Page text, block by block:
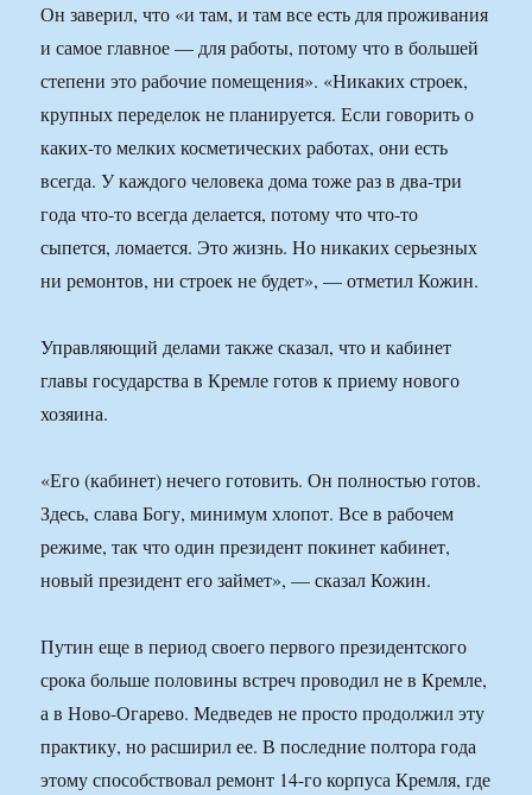
Он заверил, что «и там, и там все есть для проживания
и самое главное — для работы, потому что в большей
степени это рабочие помещения». «Никаких строек,
крупных переделок не планируется. Если говорить о
каких-то мелких косметических работах, они есть
всегда. У каждого человека дома тоже раз в два-три
года что-то всегда делается, потому что что-то
сыпется, ломается. Это жизнь. Но никаких серьезных
ни ремонтов, ни строек не будет», — отметил Кожин.
Управляющий делами также сказал, что и кабинет
главы государства в Кремле готов к приему нового
хозяина.
«Его (кабинет) нечего готовить. Он полностью готов.
Здесь, слава Богу, минимум хлопот. Все в рабочем
режиме, так что один президент покинет кабинет,
новый президент его займет», — сказал Кожин.
Путин еще в период своего первого президентского
срока больше половины встреч проводил не в Кремле,
а в Ново-Огарево. Медведев не просто продолжил эту
практику, но расширил ее. В последние полтора года
этому способствовал ремонт 14-го корпуса Кремля, где